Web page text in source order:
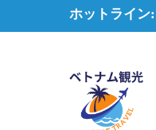
ホットライン: